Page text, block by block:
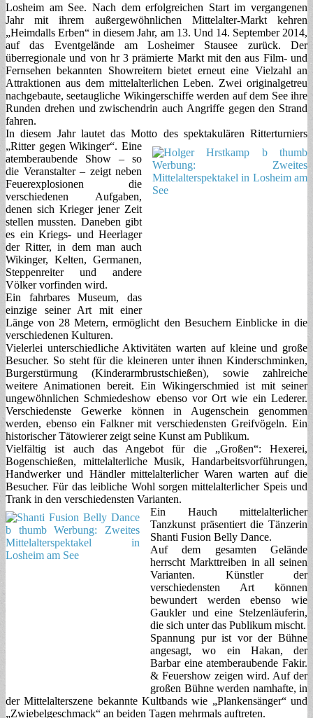
Losheim am See. Nach dem erfolgreichen Start im vergangenen
Jahr mit ihrem außergewöhnlichen Mittelalter-Markt kehren
„Heimdalls Erben“ in diesem Jahr, am 13. Und 14. September 2014,
auf das Eventgelände am Losheimer Stausee zurück. Der
überregionale und von hr 3 prämierte Markt mit den aus Film- und
Fernsehen bekannten Showreitern bietet erneut eine Vielzahl an
Attraktionen aus dem mittelalterlichen Leben. Zwei originalgetreu
nachgebaute, seetaugliche Wikingerschiffe werden auf dem See ihre
Runden drehen und zwischendrin auch Angriffe gegen den Strand
fahren.
In diesem Jahr lautet das Motto des spektakulären Ritterturniers
„Ritter gegen Wikinger“. Eine
atemberaubende Show – so
die Veranstalter – zeigt neben
Feuerexplosionen die
verschiedenen Aufgaben,
denen sich Krieger jener Zeit
stellen mussten. Daneben gibt
es ein Kriegs- und Heerlager
der Ritter, in dem man auch
Wikinger, Kelten, Germanen,
Steppenreiter und andere
Völker vorfinden wird.
Ein fahrbares Museum, das
einzige seiner Art mit einer
Länge von 28 Metern, ermöglicht den Besuchern Einblicke in die
verschiedenen Kulturen.
Vielerlei unterschiedliche Aktivitäten warten auf kleine und große
Besucher. So steht für die kleineren unter ihnen Kinderschminken,
Burgerstürmung (Kinderarmbrustschießen), sowie zahlreiche
weitere Animationen bereit. Ein Wikingerschmied ist mit seiner
ungewöhnlichen Schmiedeshow ebenso vor Ort wie ein Lederer.
Verschiedenste Gewerke können in Augenschein genommen
werden, ebenso ein Falkner mit verschiedensten Greifvögeln. Ein
historischer Tätowierer zeigt seine Kunst am Publikum.
Vielfältig ist auch das Angebot für die „Großen“: Hexerei,
Bogenschießen, mittelalterliche Musik, Handarbeitsvorführungen,
Handwerker und Händler mittelalterlicher Waren warten auf die
Besucher. Für das leibliche Wohl sorgen mittelalterlicher Speis und
Trank in den verschiedensten Varianten.
Ein Hauch mittelalterlicher
Tanzkunst präsentiert die Tänzerin
Shanti Fusion Belly Dance.
Auf dem gesamten Gelände
herrscht Markttreiben in all seinen
Varianten. Künstler der
verschiedensten Art können
bewundert werden ebenso wie
Gaukler und eine Stelzenläuferin,
die sich unter das Publikum mischt.
Spannung pur ist vor der Bühne
angesagt, wo ein Hakan, der
Barbar eine atemberaubende Fakir.
& Feuershow zeigen wird. Auf der
großen Bühne werden namhafte, in
der Mittelalterszene bekannte Kultbands wie „Plankensänger“ und
„Zwiebelgeschmack“ an beiden Tagen mehrmals auftreten.